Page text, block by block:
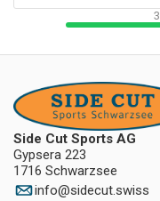
3
Side Cut Sports AG
Gypsera 223
1716 Schwarzsee
info@sidecut.swiss